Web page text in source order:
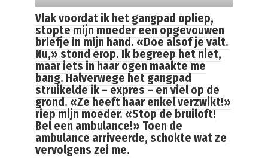
Vlak voordat ik het gangpad opliep,
stopte mijn moeder een opgevouwen
briefje in mijn hand. «Doe alsof je valt.
Nu,» stond erop. Ik begreep het niet,
maar iets in haar ogen maakte me
bang. Halverwege het gangpad
struikelde ik – expres – en viel op de
grond. «Ze heeft haar enkel verzwikt!»
riep mijn moeder. «Stop de bruiloft!
Bel een ambulance!» Toen de
ambulance arriveerde, schokte wat ze
vervolgens zei me.